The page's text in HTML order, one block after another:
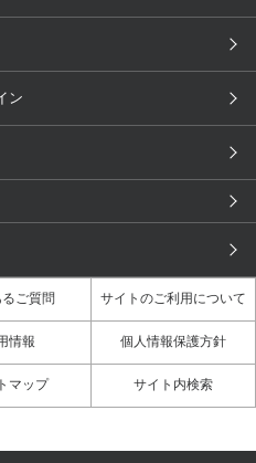
ド一覧へ
ワコールスタイル
人間科学研究開発センター見学
ワコールカルネアプリ使い方ガイ
ド（マンガ）
ン
ご質問 サイトのご利用について
情報 個人情報保護方針
マップ サイト内検索